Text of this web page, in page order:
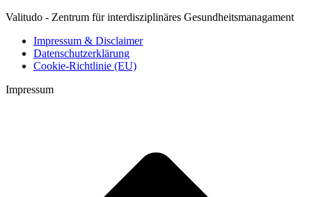
Valitudo - Zentrum für interdisziplinäres Gesundheitsmanagament
Impressum & Disclaimer
Datenschutzerklärung
Cookie-Richtlinie (EU)
Impressum